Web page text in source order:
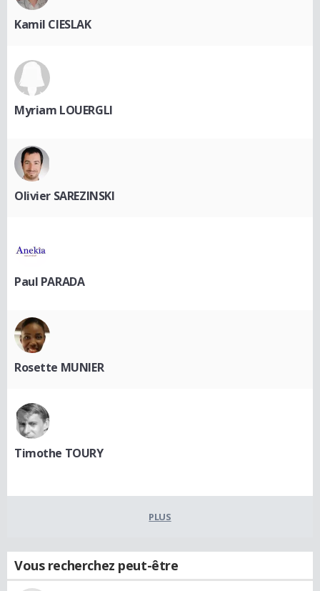
Kamil CIESLAK
Myriam LOUERGLI
Olivier SAREZINSKI
Paul PARADA
Rosette MUNIER
Timothe TOURY
PLUS
Vous recherchez peut-être